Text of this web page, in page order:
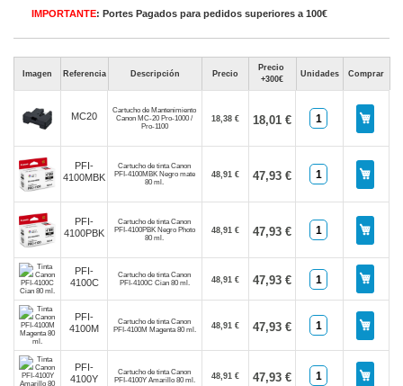
IMPORTANTE: Portes Pagados para pedidos superiores a 100€
Imagen Referencia Descripción Precio
Precio
+300€
Unidades Comprar
MC20
Cartucho de Mantenimiento
Canon MC-20 Pro-1000 /
Pro-1100
18,38 € 18,01 €
PFI-
4100MBK
Cartucho de tinta Canon
PFI-4100MBK Negro mate
80 ml.
48,91 € 47,93 €
PFI-
4100PBK
Cartucho de tinta Canon
PFI-4100PBK Negro Photo
80 ml.
48,91 € 47,93 €
PFI-
4100C
Cartucho de tinta Canon
PFI-4100C Cian 80 ml.
48,91 € 47,93 €
PFI-
4100M
Cartucho de tinta Canon
PFI-4100M Magenta 80 ml.
48,91 € 47,93 €
PFI-
4100Y
Cartucho de tinta Canon
PFI-4100Y Amarillo 80 ml.
48,91 € 47,93 €